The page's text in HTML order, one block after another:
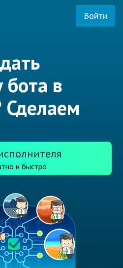
Войти
бота в
Сделаем
и быстро